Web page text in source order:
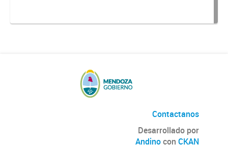
y empresas relacionadas al turismo
Contactanos
Desarrollado por
Andinocon CKAN